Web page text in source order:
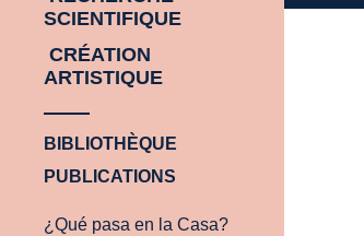
SCIENTIFIQUE
CRÉATION
ARTISTIQUE
BIBLIOTHÈQUE
PUBLICATIONS
¿Qué pasa en la Casa?